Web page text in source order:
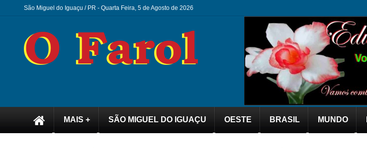
São Miguel do Iguaçu / PR - Quarta Feira, 5 de Agosto de 2026
MAIS + SÃO MIGUEL DO IGUAÇU OESTE BRASIL MUNDO